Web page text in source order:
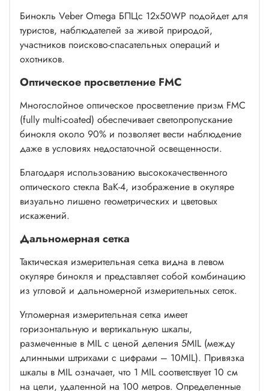
Бинокль Veber Omega БПЦс 12x50WP подойдет для
туристов, наблюдателей за живой природой,
участников поисково-спасательных операций и
охотников.
Оптическое просветление FMC
Многослойное оптическое просветление призм FMC
(fully multi-coated) обеспечивает светопропускание
бинокля около 90% и позволяет вести наблюдение
даже в условиях недостаточной освещенности.
Благодаря использованию высококачественного
оптического стекла ВаК-4, изображение в окуляре
визуально лишено геометрических и цветовых
искажений.
Дальномерная сетка
Тактическая измерительная сетка видна в левом
окуляре бинокля и представляет собой комбинацию
из угловой и дальномерной измерительных сеток.
Угломерная измерительная сетка имеет
горизонтальную и вертикальную шкалы,
размеченные в MIL с ценой деления 5MIL (между
длинными штрихами с цифрами – 10MIL). Привязка
шкалы в MIL означает, что 1 MIL соответствует 10 см
на цели, удаленной на 100 метров. Определенные